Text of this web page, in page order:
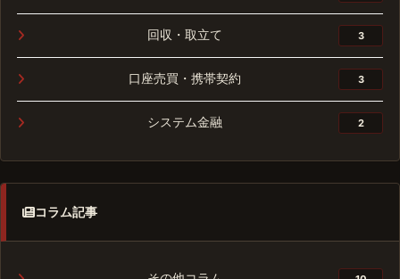
回収・取立て 3
口座売買・携帯契約 3
システム金融 2
コラム記事